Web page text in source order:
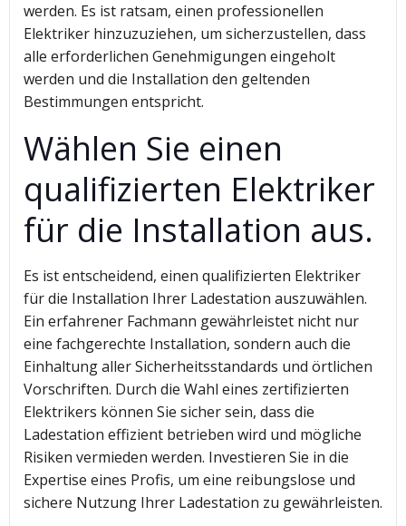
werden. Es ist ratsam, einen professionellen
Elektriker hinzuzuziehen, um sicherzustellen, dass
alle erforderlichen Genehmigungen eingeholt
werden und die Installation den geltenden
Bestimmungen entspricht.
Wählen Sie einen
qualifizierten Elektriker
für die Installation aus.
Es ist entscheidend, einen qualifizierten Elektriker
für die Installation Ihrer Ladestation auszuwählen.
Ein erfahrener Fachmann gewährleistet nicht nur
eine fachgerechte Installation, sondern auch die
Einhaltung aller Sicherheitsstandards und örtlichen
Vorschriften. Durch die Wahl eines zertifizierten
Elektrikers können Sie sicher sein, dass die
Ladestation effizient betrieben wird und mögliche
Risiken vermieden werden. Investieren Sie in die
Expertise eines Profis, um eine reibungslose und
sichere Nutzung Ihrer Ladestation zu gewährleisten.